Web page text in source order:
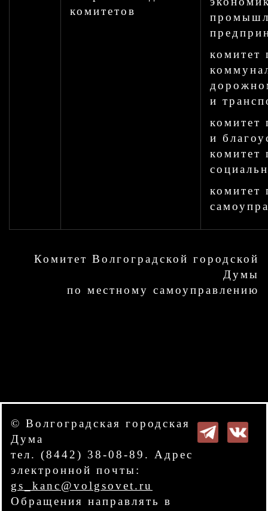
комитетов
и
комитет
и
комитет
комитет
Комитет Волгоградской городской
Думы
по местному самоуправлению
© Волгоградская городская
Дума
тел. (8442) 38-08-89. Адрес
электронной почты:
gs_kanc@volgsovet.ru
Обращения направлять в